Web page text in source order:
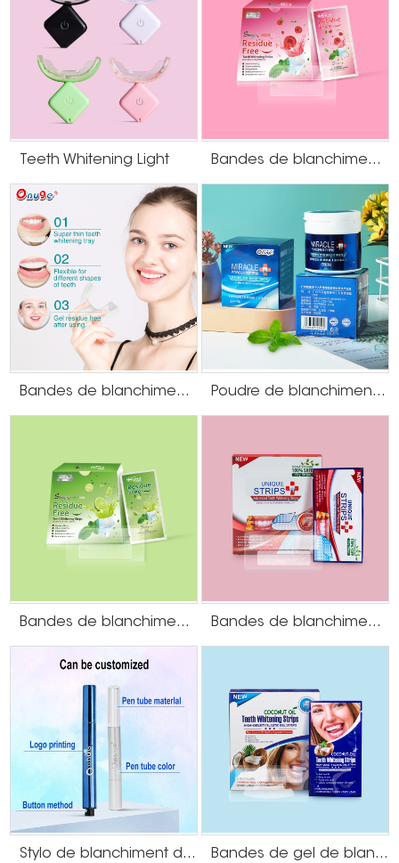
professionnalisme, choisissez la confiance et rendez votre parcours de
blanchiment des dents plus brillant et unique !
Gamme de produits de blanchiment des
dents sur mesure :
Bandes de blanchiment des dents personnalisées
Poudre de blanchiment des dents personnalisée
Teeth Whitening Light Bandes de blanchiment des dents sans résidus de gel à saveur de canneberge
Bandes de blanchiment des dents de type U Poudre de blanchiment des dents à saveur de menthe
Bandes de blanchiment des dents sans résidus de gel à saveur de citron vert Bandes de blanchiment des dents à la menthe sans peroxyde
Stylo de blanchiment des dents filmogène Bandes de gel de blanchiment des dents à l'huile de noix de coco